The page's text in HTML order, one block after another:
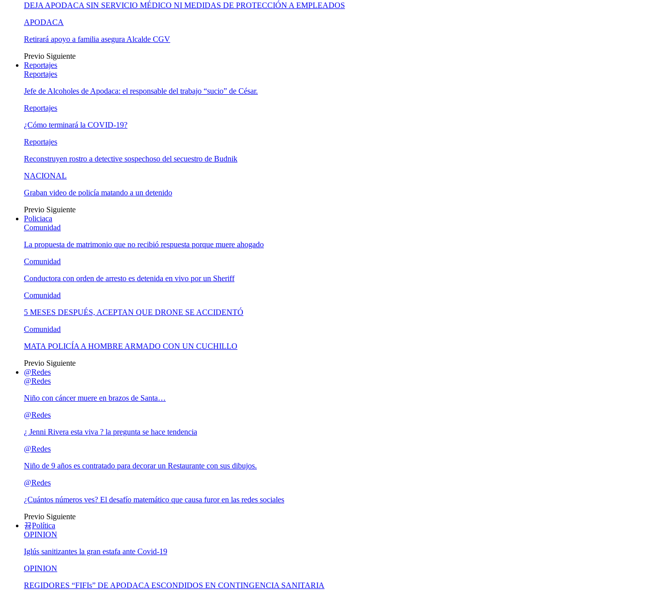
DEJA APODACA SIN SERVICIO MÉDICO NI MEDIDAS DE PROTECCIÓN A EMPLEADOS
APODACA
Retirará apoyo a familia asegura Alcalde CGV
Previo Siguiente
Reportajes
Reportajes
Jefe de Alcoholes de Apodaca: el responsable del trabajo “sucio” de César.
Reportajes
¿Cómo terminará la COVID-19?
Reportajes
Reconstruyen rostro a detective sospechoso del secuestro de Budnik
NACIONAL
Graban video de policía matando a un detenido
Previo Siguiente
Policiaca
Comunidad
La propuesta de matrimonio que no recibió respuesta porque muere ahogado
Comunidad
Conductora con orden de arresto es detenida en vivo por un Sheriff
Comunidad
5 MESES DESPUÉS, ACEPTAN QUE DRONE SE ACCIDENTÓ
Comunidad
MATA POLICÍA A HOMBRE ARMADO CON UN CUCHILLO
Previo Siguiente
@Redes
@Redes
Niño con cáncer muere en brazos de Santa…
@Redes
¿ Jenni Rivera esta viva ? la pregunta se hace tendencia
@Redes
Niño de 9 años es contratado para decorar un Restaurante con sus dibujos.
@Redes
¿Cuántos números ves? El desafío matemático que causa furor en las redes sociales
Previo Siguiente
Política
OPINION
Iglús sanitizantes la gran estafa ante Covid-19
OPINION
REGIDORES “FIFIs” DE APODACA ESCONDIDOS EN CONTINGENCIA SANITARIA